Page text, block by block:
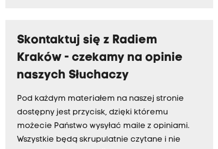
Skontaktuj się z Radiem
Kraków - czekamy na opinie
naszych Słuchaczy
Pod każdym materiałem na naszej stronie
dostępny jest przycisk, dzięki któremu
możecie Państwo wysyłać maile z opiniami.
Wszystkie będą skrupulatnie czytane i nie